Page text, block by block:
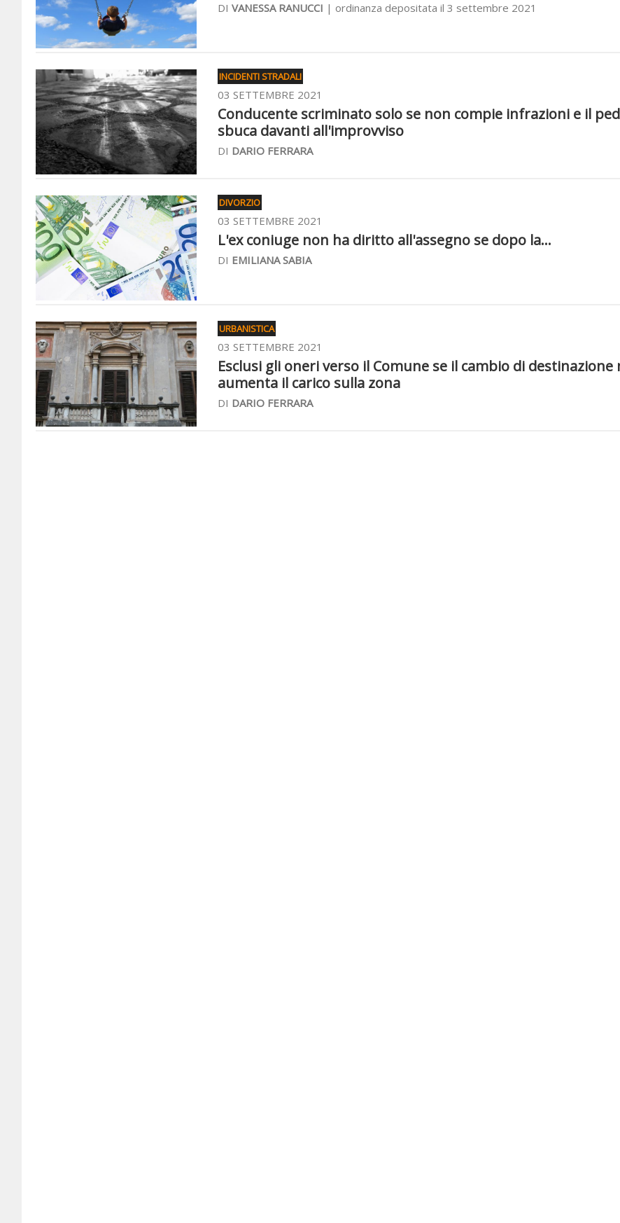
DI VANESSA RANUCCI | ordinanza depositata il 3 settembre 2021
INCIDENTI STRADALI
03 SETTEMBRE 2021
Conducente scriminato solo se non compie infrazioni e il
sbuca davanti all'improvviso
DI DARIO FERRARA
DIVORZIO
03 SETTEMBRE 2021
L'ex coniuge non ha diritto all'assegno se dopo la...
DI EMILIANA SABIA
URBANISTICA
03 SETTEMBRE 2021
Esclusi gli oneri verso il Comune se il cambio di destinazione
aumenta il carico sulla zona
DI DARIO FERRARA